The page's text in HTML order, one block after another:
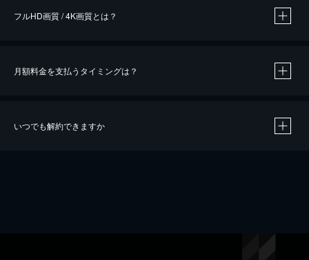
※40％ポイント還元の対象は、クレジットカード決済による作品の購入 / レンタルです。
iOSアプリのUコイン決済による作品の購入 / レンタルは、20％のポイント還元です。
フルHD画質 / 4K画質とは？
月額料金を支払うタイミングは？
いつでも解約できますか